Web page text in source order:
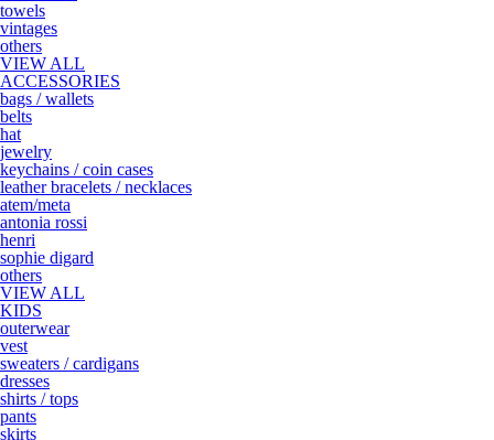
towels
vintages
others
VIEW ALL
ACCESSORIES
bags / wallets
belts
hat
jewelry
keychains / coin cases
leather bracelets / necklaces
atem/meta
antonia rossi
henri
sophie digard
others
VIEW ALL
KIDS
outerwear
vest
sweaters / cardigans
dresses
shirts / tops
pants
skirts